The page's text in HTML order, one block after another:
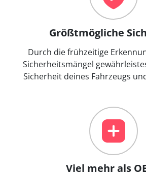
Größtmögliche
Durch die frühzeitige
Sicherheitsmängel
Sicherheit deines Fahrzeugs
Viel mehr als